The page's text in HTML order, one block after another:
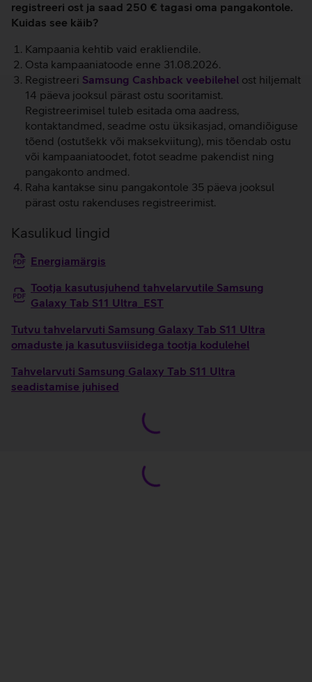
registreeri ost ja saad 250 € tagasi oma pangakontole.
Kuidas see käib?
Kampaania kehtib vaid erakliendile.
Osta kampaaniatoode enne 31.08.2026.
Registreeri Samsung Cashback veebilehel ost hiljemalt
14 päeva jooksul pärast ostu sooritamist.
Registreerimisel tuleb esitada oma aadress,
kontaktandmed, seadme ostu üksikasjad, omandiõiguse
tõend (ostutšekk või maksekviitung), mis tõendab ostu
või kampaaniatoodet, fotot seadme pakendist ning
pangakonto andmed.
Raha kantakse sinu pangakontole 35 päeva jooksul
pärast ostu rakenduses registreerimist.
Kasulikud lingid
Energiamärgis
Tootja kasutusjuhend tahvelarvutile Samsung
Galaxy Tab S11 Ultra_EST
Tutvu tahvelarvuti Samsung Galaxy Tab S11 Ultra
omaduste ja kasutusviisidega tootja kodulehel
Tahvelarvuti Samsung Galaxy Tab S11 Ultra
seadistamise juhised